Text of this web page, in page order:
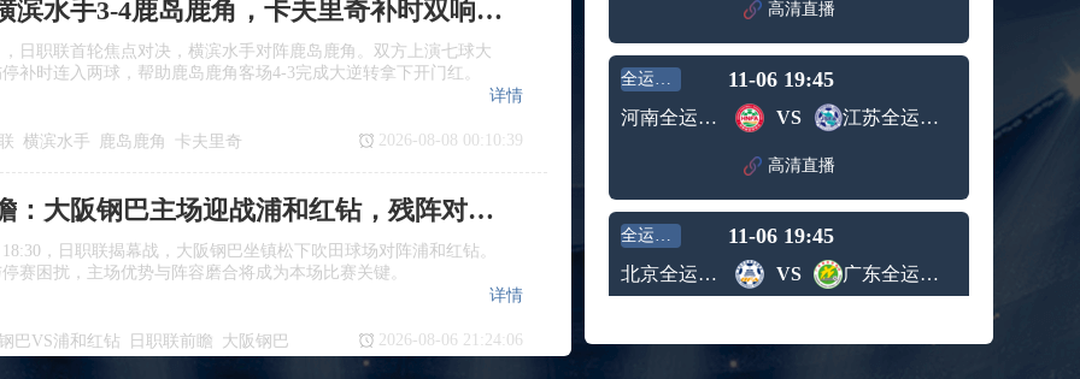
大师赛
男单第2
轮
标签： 2024年5
月12日
WTA罗
马大师
赛女单
第3轮
托尔莫vs奥斯塔彭科 全场录像回放
标签： 2024年5
WTA罗
赛女单
斯诺克元老斯诺克世锦赛半决赛 伊戈尔-费格雷多vs德拉戈 全场录像回放
标签：
月12日
元老斯
诺克世
锦赛半
决赛
穆纳尔vs诺里 全场录像回放
月12日
ATP罗马
大师赛
男单第2
MSI季中冠军赛胜者组 BLG vs T1 全场录像回放
月12日
冠军赛
KPL春季赛季后赛败者组决赛 重庆狼队 vs 苏州KSG 全场录像回放
日职联：横滨水手3‑4鹿岛鹿角，卡夫里奇补时双响上演逆转绝杀
日职联首轮焦点对决，横滨水手对阵鹿岛鹿角。双方上演七球大
补时连入两球，帮助鹿岛鹿角客场4‑3完成大逆转拿下开门红。
横滨水手 鹿岛鹿角 卡夫里奇
详情
2026-08-08 00:10:39
日职联前瞻：大阪钢巴主场迎战浦和红钻，残阵对决看点十足
，日职联揭幕战，大阪钢巴坐镇松下吹田球场对阵浦和红钻。
赛困扰，主场优势与阵容磨合将成为本场比赛关键。
巴VS浦和红钻 日职联前瞻 大阪钢巴
详情
2026-08-06 21:24:06
高清直播
全运女足 11-06 19:45
河南全运女足 VS 江苏全运女足
高清直播
全运女足 11-06 19:45
北京全运女足 VS 广东全运女足